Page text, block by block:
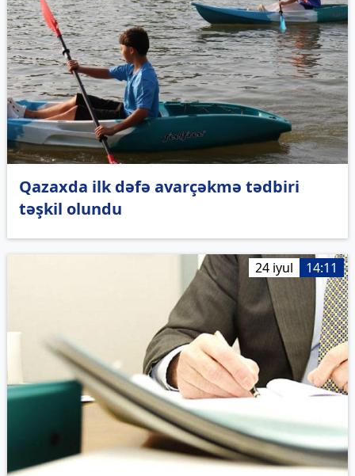
Qazaxda ilk dəfə avarçəkmə tədbiri
təşkil olundu
24 iyul 14:11